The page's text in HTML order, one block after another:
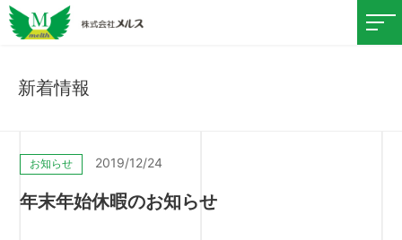
新着情報
お知らせ 2019/12/24
年末年始休暇のお知らせ